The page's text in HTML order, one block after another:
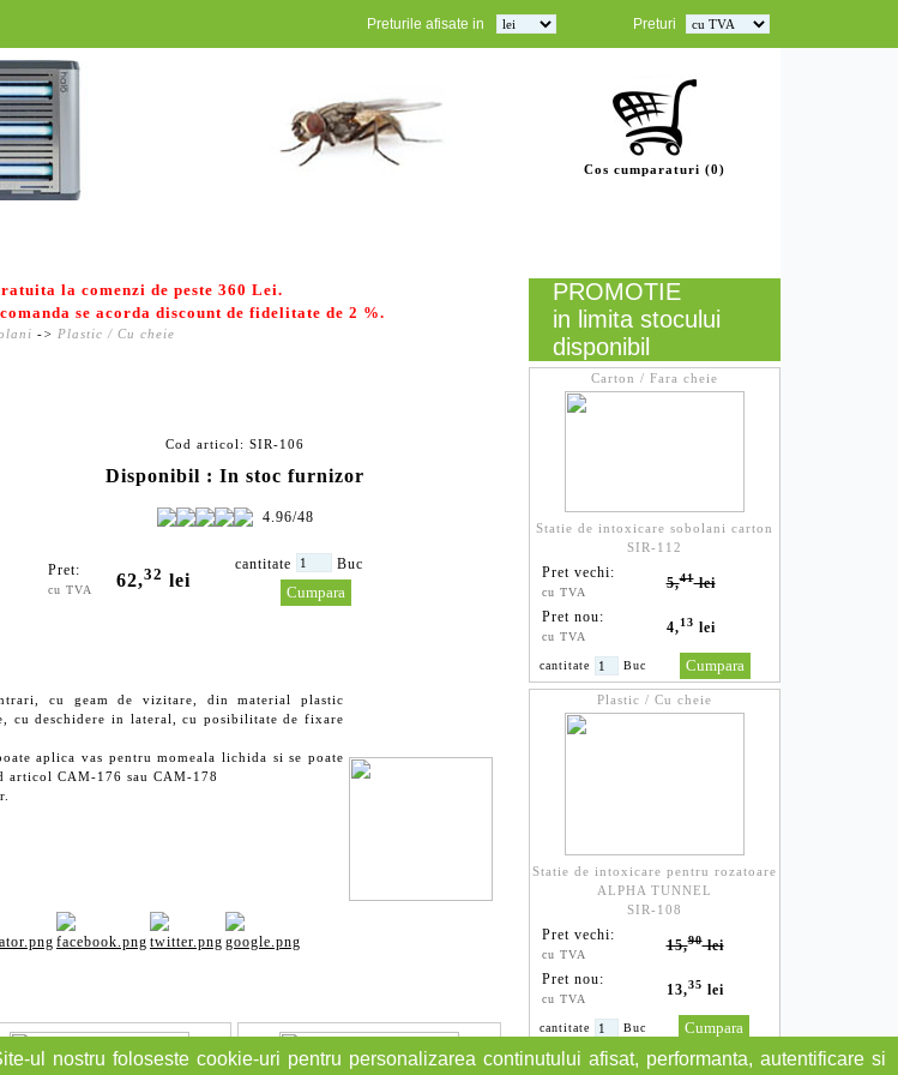
01.jpg
Cos cumparaturi (0)
la comenzi de peste 360 Lei.
se acorda discount de fidelitate de 2 %.
-> Plastic / Cu cheie
Cod articol: SIR-106
Disponibil : In stoc furnizor
4.96/48
Pret:
cu TVA 62,32 lei
cantitate Buc
cu geam de vizitare, din material plastic
cu deschidere in lateral, cu posibilitate de fixare
aplica vas pentru momeala lichida si se poate
articol CAM-176 sau CAM-178
PROMOTIE
in limita stocului
disponibil
Carton / Fara cheie
Statie de intoxicare sobolani carton
SIR-112
Pret vechi:
cu TVA
5,41lei
Pret nou:
cu TVA
4,13 lei
cantitate Buc
Plastic / Cu cheie
Statie de intoxicare pentru rozatoare
ALPHA TUNNEL
SIR-108
Pret vechi:
cu TVA
15,90lei
Pret nou:
cu TVA
13,35 lei
cantitate Buc
ul nostru foloseste cookie-uri pentru personalizarea continutului afisat, performanta, autentificare si
Preturile afisate in Preturi